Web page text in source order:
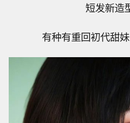
短发新造
有种有重回初代甜